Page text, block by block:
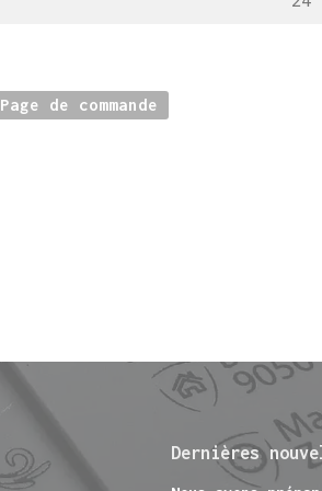
Page de commande
Dernières